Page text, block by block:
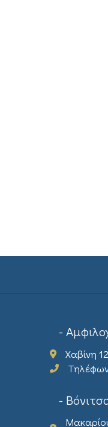
-
Χαβίνη
-